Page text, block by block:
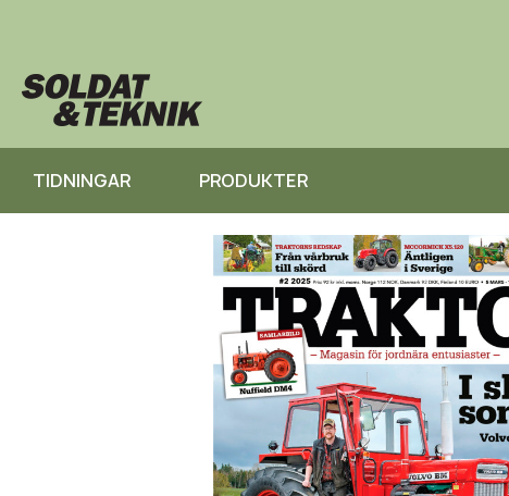
TIDNINGAR PRODUKTER